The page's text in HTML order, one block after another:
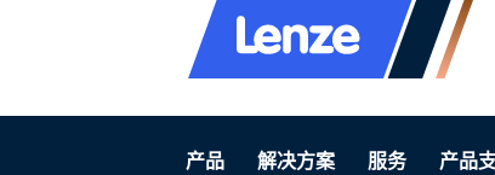
产品 解决方案 服务 产品